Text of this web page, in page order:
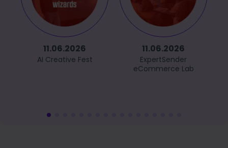
11.06.2026
AI Creative Fest
11.06.2026
ExpertSender
eCommerce Lab